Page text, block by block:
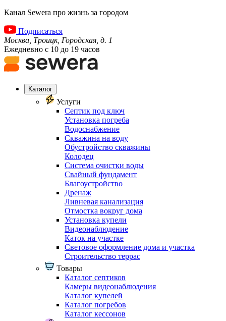
Канал Sewera про жизнь за городом
Подписаться
Москва, Троицк, Городская, д. 1
Ежедневно с 10 до 19 часов
Каталог
Услуги
Септик под ключ
Установка погреба
Водоснабжение
Скважина на воду
Обустройство скважины
Колодец
Система очистки воды
Свайный фундамент
Благоустройство
Дренаж
Ливневая канализация
Отмостка вокруг дома
Установка купели
Видеонаблюдение
Каток на участке
Световое оформление дома и участка
Строительство террас
Товары
Каталог септиков
Камеры видеонаблюдения
Каталог купелей
Каталог погребов
Каталог кессонов